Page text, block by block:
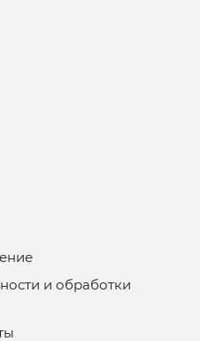
и обработки